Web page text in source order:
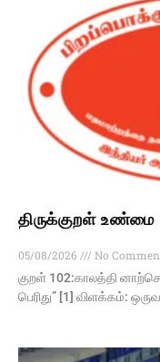
திருக்குறள் உண்மை
05/08/2026
No
குறள் 102:காலத்தி
பெரிது” [1] விளக்கம்: